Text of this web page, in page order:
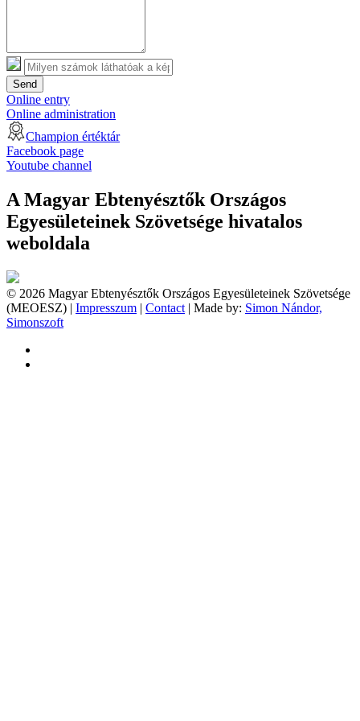
Send
Online entry
Online administration
Champion értéktár
Facebook page
Youtube channel
A Magyar Ebtenyésztők Országos
Egyesületeinek Szövetsége hivatalos
weboldala
© 2026 Magyar Ebtenyésztők Országos Egyesületeinek Szövetsége
(MEOESZ) | Impresszum | Contact | Made by: Simon Nándor,
Simonszoft